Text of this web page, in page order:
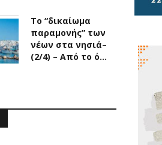
Το “δικαίωμα
παραμονής” των
νέων στα νησιά–
(2/4) – Από το ό…